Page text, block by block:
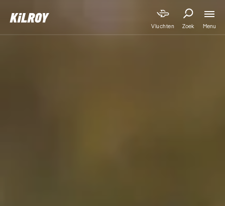
Vluchten Zoek Menu